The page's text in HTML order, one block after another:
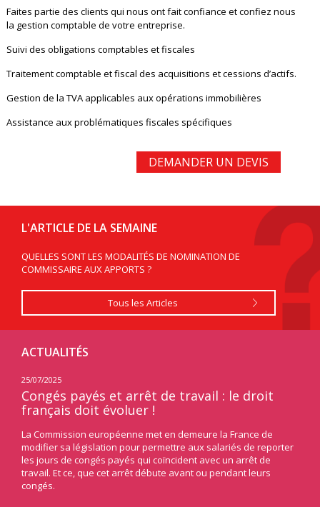
Faites partie des clients qui nous ont fait confiance et confiez nous
la gestion comptable de votre entreprise.
Suivi des obligations comptables et fiscales
Traitement comptable et fiscal des acquisitions et cessions d’actifs.
Gestion de la TVA applicables aux opérations immobilières
Assistance aux problématiques fiscales spécifiques
DEMANDER UN DEVIS
L'ARTICLE DE LA SEMAINE
QUELLES SONT LES MODALITÉS DE NOMINATION DE
COMMISSAIRE AUX APPORTS ?
Tous les Articles
ACTUALITÉS
25/07/2025
Congés payés et arrêt de travail : le droit
français doit évoluer !
La Commission européenne met en demeure la France de
modifier sa législation pour permettre aux salariés de reporter
les jours de congés payés qui coïncident avec un arrêt de
travail. Et ce, que cet arrêt débute avant ou pendant leurs
congés.